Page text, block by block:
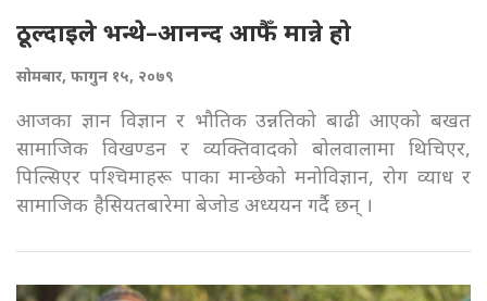
ठूल्दाइले भन्थे–आनन्द आफैँ मान्ने हो
सोमबार, फागुन १५, २०७९
आजका ज्ञान विज्ञान र भौतिक उन्नतिको बाढी आएको बखत
सामाजिक विखण्डन र व्यक्तिवादको बोलवालामा थिचिएर,
पिल्सिएर पश्चिमाहरू पाका मान्छेको मनोविज्ञान, रोग व्याध र
सामाजिक हैसियतबारेमा बेजोड अध्ययन गर्दै छन् ।